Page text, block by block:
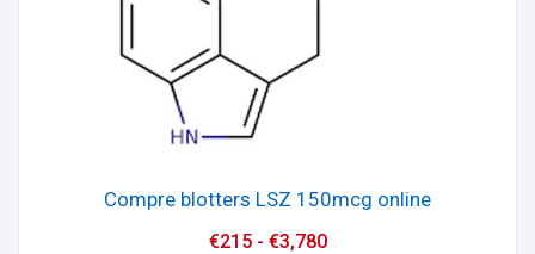
Compre blotters LSZ 150mcg online
€215- €3,780